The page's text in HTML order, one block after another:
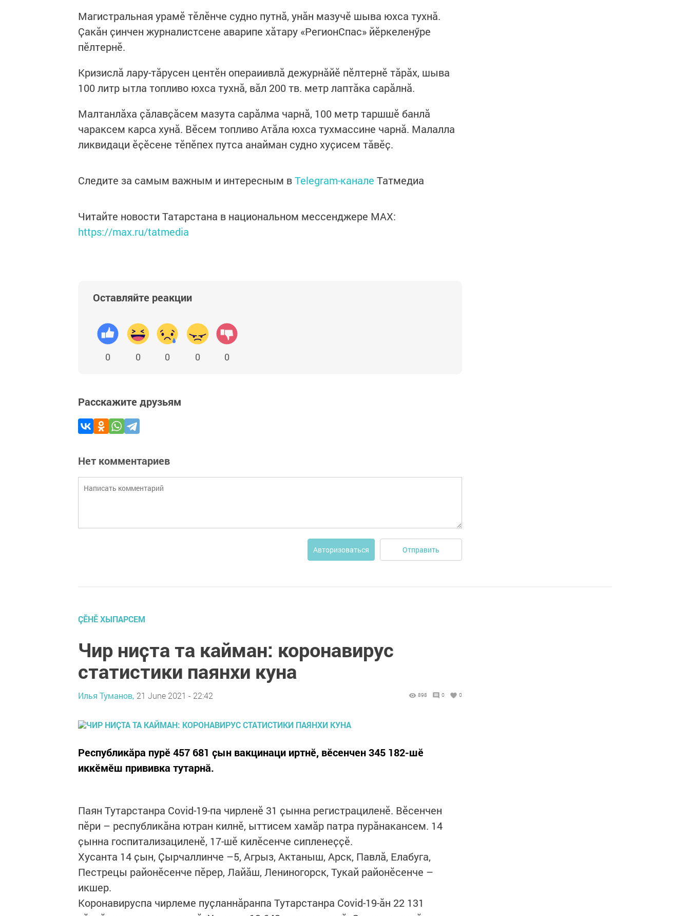
Магистральная урамӗ тӗлӗнче судно путнӑ, унӑн мазучӗ шыва юхса тухнӑ.
Ҫакӑн ҫинчен журналистсене аварипе хӑтару «РегионСпас» йӗркеленӳре
пӗлтернӗ.
Кризислӑ лару-тӑрусен центӗн операиивлӑ дежурнӑйӗ пӗлтернӗ тӑрӑх, шыва
100 литр ытла топливо юхса тухнӑ, вӑл 200 тв. метр лаптӑка сарӑлнӑ.
Малтанлӑха ҫӑлавҫӑсем мазута сарӑлма чарнӑ, 100 метр таршшӗ банлӑ
чараксем карса хунӑ. Вӗсем топливо Атӑла юхса тухмассине чарнӑ. Малалла
ликвидаци ӗҫӗсене тӗпӗпех путса анайман судно хуҫисем тӑвӗҫ.
Следите за самым важным и интересным вTelegram-канале Татмедиа
Читайте новости Татарстана в национальном мессенджере MАХ:
https://max.ru/tatmedia
Оставляйте реакции
0 0 0 0 0
Расскажите друзьям
Нет комментариев
Авторизоваться Отправить
ÇӖНӖ ХЫПАРСЕМ
Чир ниҫта та кайман: коронавирус
статистики паянхи куна
Илья Туманов, 21 June 2021 - 22:42 898 0 0
Республикӑра пурӗ 457 681 ҫын вакцинаци иртнӗ, вӗсенчен 345 182-шӗ
иккӗмӗш прививка тутарнӑ.
Паян Тутарстанра Covid-19-па чирленӗ 31 ҫынна регистрациленӗ. Вӗсенчен
пӗри – республикӑна ютран килнӗ, ыттисем хамӑр патра пурӑнакансем. 14
ҫынна госпитализациленӗ, 17-шӗ килӗсенче сипленеҫҫӗ.
Хусанта 14 ҫын, Ҫырчаллинче –5, Агрыз, Актаныш, Арск, Павлӑ, Елабуга,
Пестрецы районӗсенче пӗрер, Лайӑш, Лениногорск, Тукай районӗсенче –
икшер.
Коронавируспа чирлеме пуҫланнӑранпа Тутарстанра Covid-19-ӑн 22 131